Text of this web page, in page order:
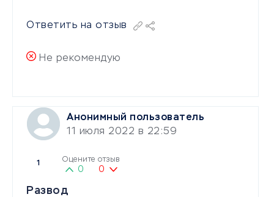
Ответить на отзыв
Не рекомендую
Анонимный пользователь
11 июля 2022 в 22:59
1 Оцените отзыв
0 0
Развод